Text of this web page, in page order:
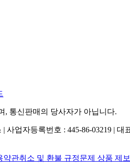
, 통신판매의 당사자가 아닙니다.
사업자등록번호 : 445-86-03219 | 대
약관취소 및 환불 규정문제 상품 제보